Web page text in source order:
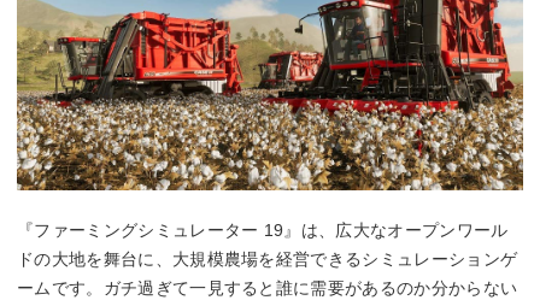
『ファーミングシミュレーター 19』は、広大なオープンワール
ドの大地を舞台に、大規模農場を経営できるシミュレーションゲ
ームです。ガチ過ぎて一見すると誰に需要があるのか分からない